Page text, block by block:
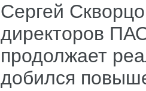
Сергей
директоров
продолжает
добился